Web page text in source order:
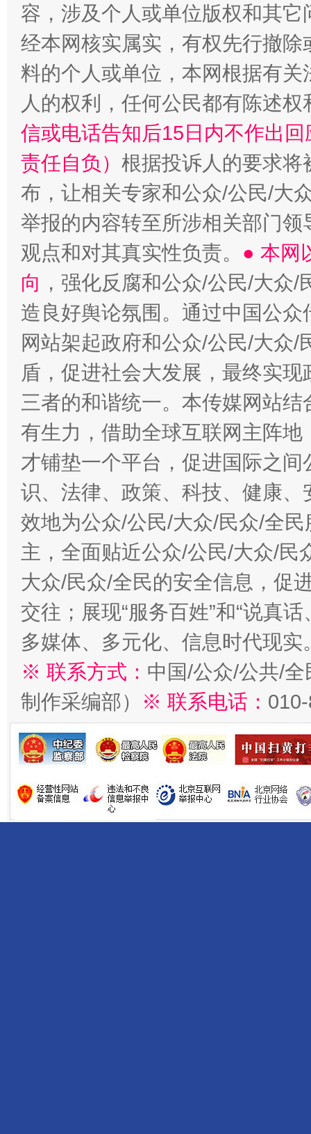
“蜀中异人”王建安的艺术幻境
容，涉及个人或单位版权和其它
经本网核实属实，有权先行撤
料的个人或单位，本网根据有
人的权利，任何公民都有陈述
信或电话告知后15日内不作出
责任自负） 根据投诉人的要求将
布，让相关专家和公众/公民/大
举报的内容转至所涉相关部门
观点和对其真实性负责。 ● 本网
向 ，强化反腐和公众/公民/大众
造良好舆论氛围。通过中国公
网站架起政府和公众/公民/大众
盾，促进社会大发展，最终实
三者的和谐统一。本传媒网站
有生力，借助全球互联网主阵
才铺垫一个平台，促进国际之
识、法律、政策、科技、健康
效地为公众/公民/大众/民众/全
主，全面贴近公众/公民/大众/民
大众/民众/全民的安全信息，促
交往；展现“服务百姓”和“说真
多媒体、多元化、信息时代现实
※ 联系方式： 中国/公众/公共/
制作采编部）
※ 联系电话：